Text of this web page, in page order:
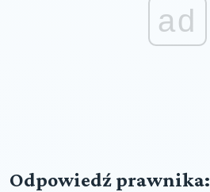
ad
Odpowiedź prawnika: